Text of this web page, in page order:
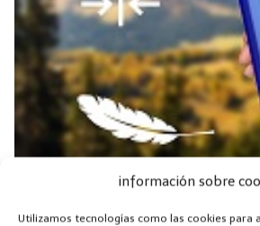
información sobre
Utilizamos tecnologías como las cookies para